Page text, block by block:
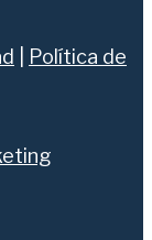
Política de